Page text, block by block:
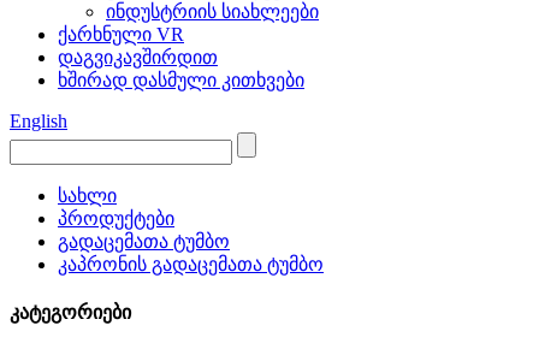
ინდუსტრიის სიახლეები
ქარხნული VR
დაგვიკავშირდით
ხშირად დასმული კითხვები
English
სახლი
პროდუქტები
გადაცემათა ტუმბო
კაპრონის გადაცემათა ტუმბო
კატეგორიები